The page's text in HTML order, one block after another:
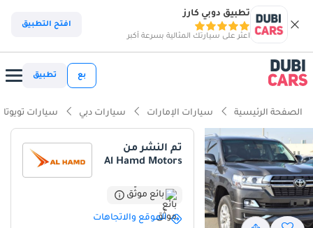
تطبيق دوبي كارز
اعثر على سيارتك المثالية بسرعة أكبر
افتح التطبيق
بع تطبيق
الصفحة الرئيسية سيارات الإمارات سيارات دبي سيارات تويوتا
تم النشر من
Al Hamd Motors
بائع موثّق
الموقع والاتجاهات